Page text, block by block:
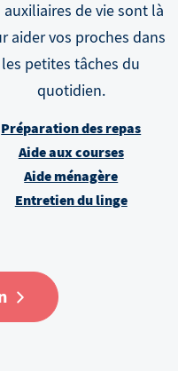
auxiliaires de vie sont là
aider vos proches dans
les petites tâches du
quotidien.
Préparation des repas
Aide aux courses
Aide ménagère
Entretien du linge